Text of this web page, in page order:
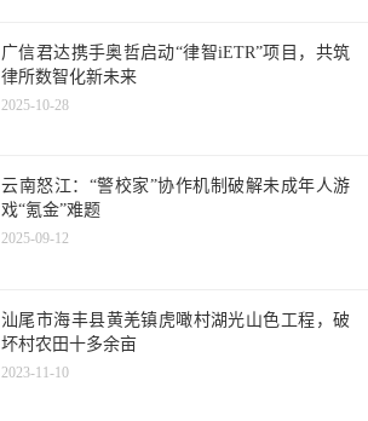
广信君达携手奥哲启动“律智iETR”项目，共筑
律所数智化新未来
2025-10-28
云南怒江：“警校家”协作机制破解未成年人游
戏“氪金”难题
2025-09-12
汕尾市海丰县黄羌镇虎噉村湖光山色工程，破
坏村农田十多余亩
2023-11-10